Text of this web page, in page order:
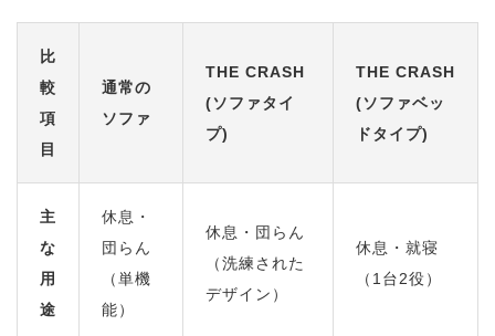
比
較
項
目
通常の
ソファ
THE CRASH
(ソファタイ
プ)
THE CRASH
(ソファベッ
ドタイプ)
主
な
用
途
休息・
団らん
（単機
能）
休息・団らん
（洗練された
デザイン）
休息・就寝
（1台2役）